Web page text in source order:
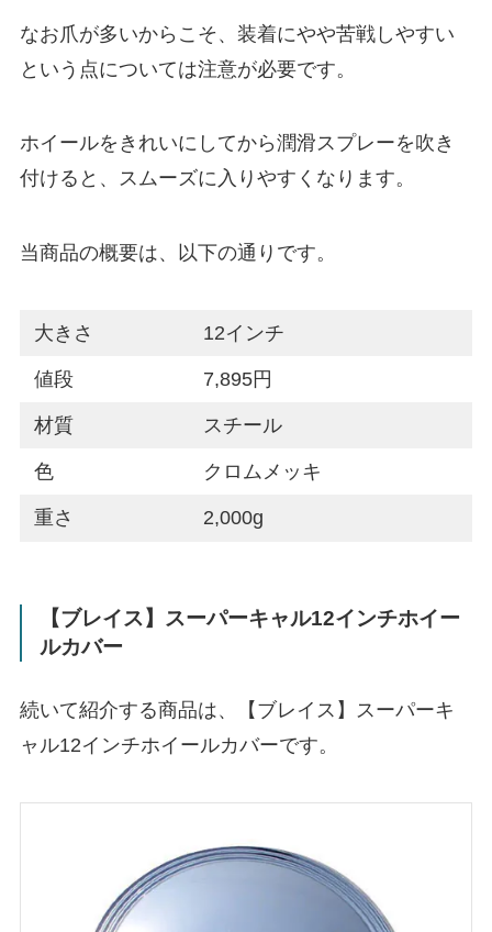
なお爪が多いからこそ、装着にやや苦戦しやすい
という点については注意が必要です。
ホイールをきれいにしてから潤滑スプレーを吹き
付けると、スムーズに入りやすくなります。
当商品の概要は、以下の通りです。
大きさ 12インチ
値段 7,895円
材質 スチール
色 クロムメッキ
重さ 2,000g
【ブレイス】スーパーキャル12インチホイー
ルカバー
続いて紹介する商品は、【ブレイス】スーパーキ
ャル12インチホイールカバーです。